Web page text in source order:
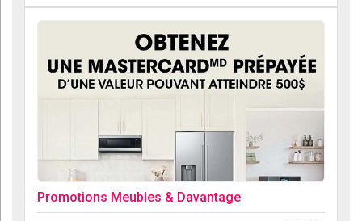
Promotions Meubles & Davantage